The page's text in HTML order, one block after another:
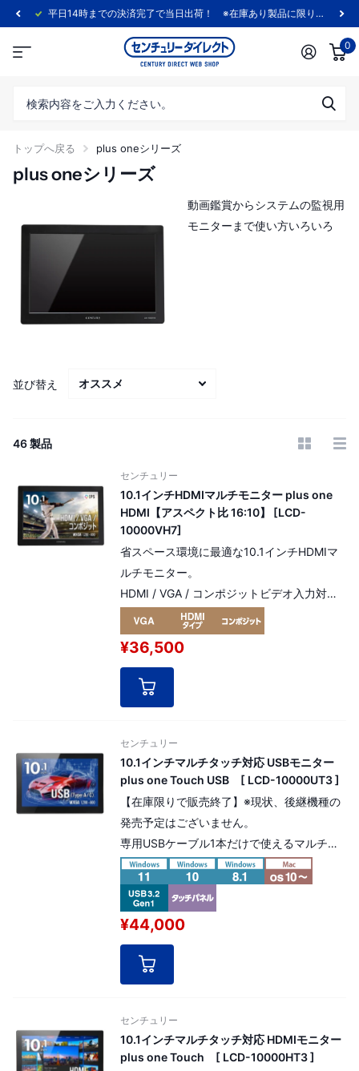
センチュリー公式通販サイト
0
トップへ戻る plus oneシリーズ
plus oneシリーズ
動画鑑賞からシステムの監視用
モニターまで使い方いろいろ
46 製品
並び替え
センチュリー
10.1インチHDMIマルチモニター plus one
HDMI【アスペクト比 16:10】 [LCD-
10000VH7]
省スペース環境に最適な10.1インチHDMIマ
ルチモニター。
HDMI / VGA / コンポジットビデオ入力対
応。光沢感のあるAHVA方式グレアパネル採
用。
解像度：WXGA 1,280×800pixel
¥36,500
センチュリー
10.1インチマルチタッチ対応 USBモニター
plus one Touch USB [ LCD-10000UT3 ]
【在庫限りで販売終了】※現状、後継機種の
発売予定はございません。
専用USBケーブル1本だけで使えるマルチタ
ッチ対応10.1インチモニター。
WXGA(1,280×800) 。ACアダプター不要！
USBバスパワー駆動
¥44,000
センチュリー
10.1インチマルチタッチ対応 HDMIモニター
plus one Touch [ LCD-10000HT3 ]